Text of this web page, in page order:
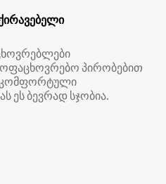
პირობებით
კომფორტული
ეს ბევრად სჯობია.